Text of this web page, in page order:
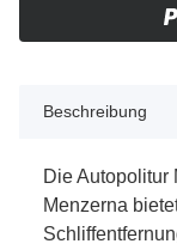
Beschreibung
Die Autopolitur
Menzerna